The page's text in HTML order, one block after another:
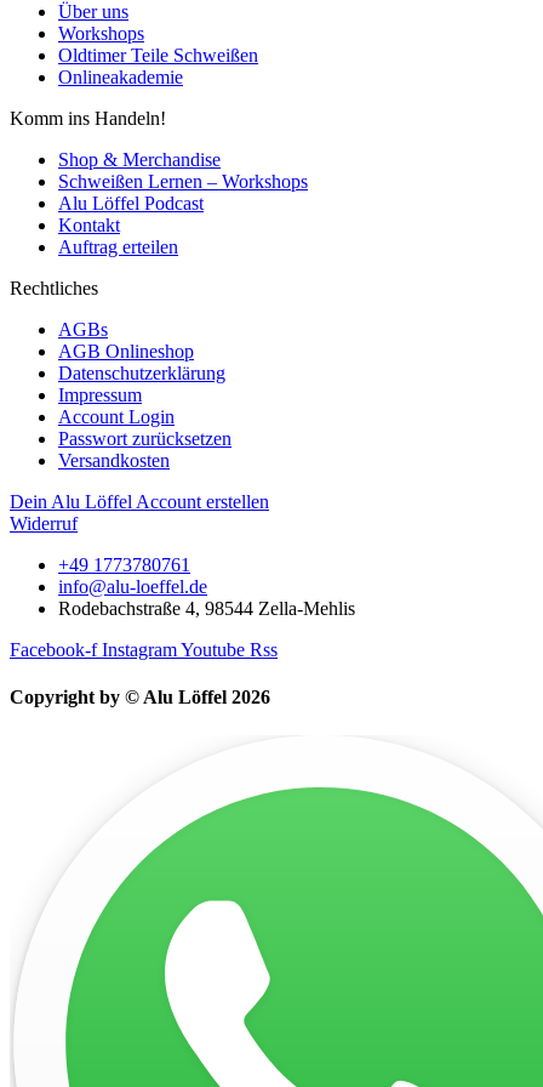
Über uns
Workshops
Oldtimer Teile Schweißen
Onlineakademie
Komm ins Handeln!
Shop & Merchandise
Schweißen Lernen – Workshops
Alu Löffel Podcast
Kontakt
Auftrag erteilen
Rechtliches
AGBs
AGB Onlineshop
Datenschutzerklärung
Impressum
Account Login
Passwort zurücksetzen
Versandkosten
Dein Alu Löffel Account erstellen
Widerruf
+49 1773780761
info@alu-loeffel.de
Rodebachstraße 4, 98544 Zella-Mehlis
Facebook-f InstagramYoutube Rss
Copyright by © Alu Löffel 2026